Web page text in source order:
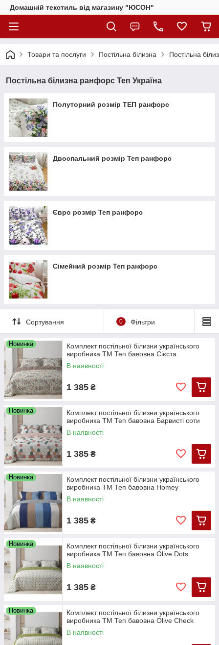
Домашній текстиль від магазину "ЮСОН"
Товари та послуги Постільна білизна Постільна
Постільна білизна ранфорс Теп Україна
Полуторний розмір ТЕП ранфорс
Двоспальний розмір Теп ранфорс
Євро розмір Теп ранфорс
Сімейний розмір Теп ранфорс
Сортування 0 Фільтри
Новинка
Комплект постільної білизни українського
виробника ТМ Теп бавовна Сієста
В наявності
1 385 ₴
Новинка
Комплект постільної білизни українського
виробника ТМ Теп бавовна Барвисті соти
В наявності
1 385 ₴
Новинка
Комплект постільної білизни українського
виробника ТМ Теп бавовна Homey
В наявності
1 385 ₴
Новинка
Комплект постільної білизни українського
виробника ТМ Теп бавовна Olive Dots
В наявності
1 385 ₴
Новинка
Комплект постільної білизни українського
виробника ТМ Теп бавовна Olive Check
В наявності